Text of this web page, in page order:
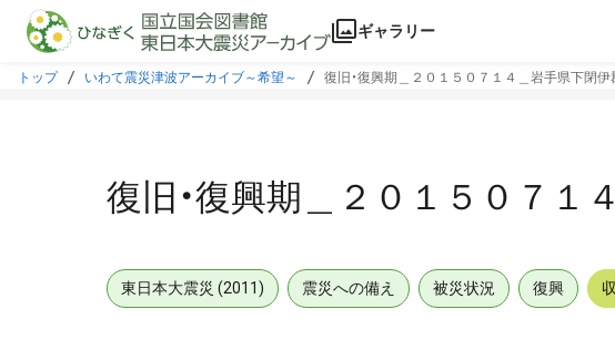
本文に飛ぶ
ギャラリー
トップ いわて震災津波アーカイブ～希望～ 復旧・復興期＿２０１５０７１４＿岩手県下閉
復旧・復興期＿２０１５０７１
東日本大震災 (2011) 震災への備え 被災状況 復興